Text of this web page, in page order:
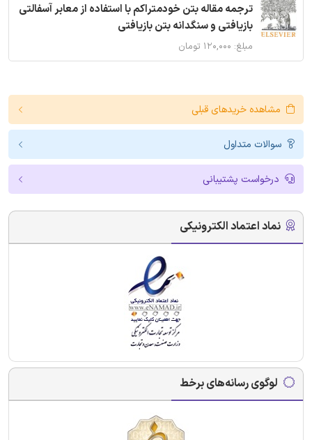
ترجمه مقاله بتن خودمتراکم با استفاده از معابر آسفالتی
بازیافتی و سنگدانه بتن بازیافتی
مبلغ: ۱۲۰,۰۰۰ تومان
مشاهده خریدهای قبلی
سوالات متداول
درخواست پشتیبانی
نماد اعتماد الکترونیکی
لوگوی رسانه‌های برخط